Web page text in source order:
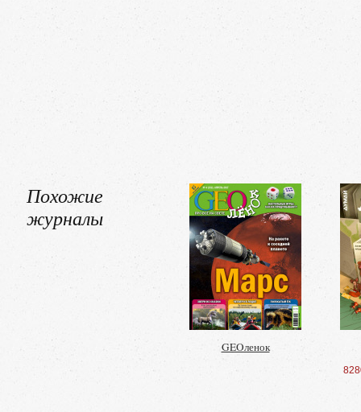
Похожие
журналы
GEOленок